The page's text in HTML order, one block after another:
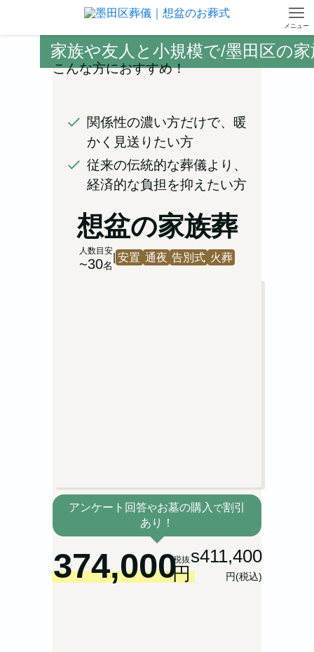
メニュー
家族や友人と小規模で/墨田区の家
こんな方におすすめ！
関係性の濃い方だけで、暖
かく見送りたい方
従来の伝統的な葬儀より、
経済的な負担を抑えたい方
想盆の家族葬
人数目安
~30名
安置 通夜 告別式 火葬
アンケート回答やお墓の購入 で割引
あり！
374,000税抜
円
s411,400
円(税込)